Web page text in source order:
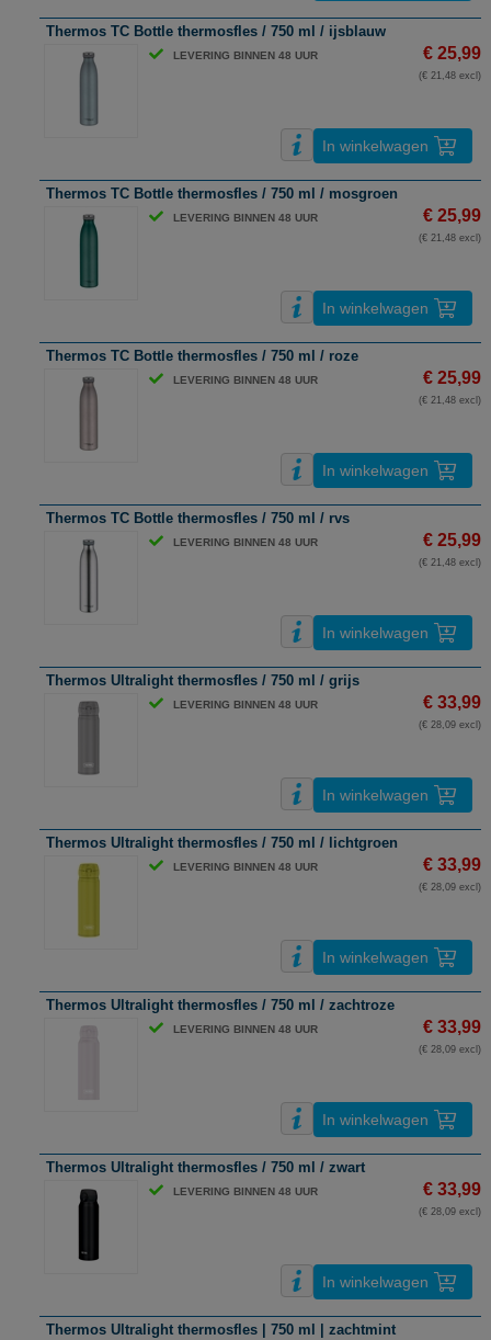
Thermos TC Bottle thermosfles / 750 ml / ijsblauw
LEVERING BINNEN 48 UUR € 25,99
(€ 21,48 excl)
In winkelwagen
Thermos TC Bottle thermosfles / 750 ml / mosgroen
LEVERING BINNEN 48 UUR € 25,99
(€ 21,48 excl)
In winkelwagen
Thermos TC Bottle thermosfles / 750 ml / roze
LEVERING BINNEN 48 UUR € 25,99
(€ 21,48 excl)
In winkelwagen
Thermos TC Bottle thermosfles / 750 ml / rvs
LEVERING BINNEN 48 UUR € 25,99
(€ 21,48 excl)
In winkelwagen
Thermos Ultralight thermosfles / 750 ml / grijs
LEVERING BINNEN 48 UUR € 33,99
(€ 28,09 excl)
In winkelwagen
Thermos Ultralight thermosfles / 750 ml / lichtgroen
LEVERING BINNEN 48 UUR € 33,99
(€ 28,09 excl)
In winkelwagen
Thermos Ultralight thermosfles / 750 ml / zachtroze
LEVERING BINNEN 48 UUR € 33,99
(€ 28,09 excl)
In winkelwagen
Thermos Ultralight thermosfles / 750 ml / zwart
LEVERING BINNEN 48 UUR € 33,99
(€ 28,09 excl)
In winkelwagen
Thermos Ultralight thermosfles | 750 ml | zachtmint